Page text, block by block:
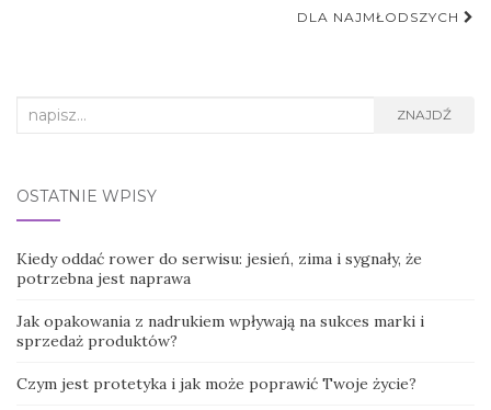
DLA NAJMŁODSZYCH
Search
ZNAJDŹ
OSTATNIE WPISY
Kiedy oddać rower do serwisu: jesień, zima i sygnały, że
potrzebna jest naprawa
Jak opakowania z nadrukiem wpływają na sukces marki i
sprzedaż produktów?
Czym jest protetyka i jak może poprawić Twoje życie?